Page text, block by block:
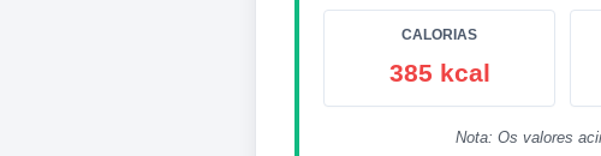
CALORIAS
385 kcal
Nota: Os valores